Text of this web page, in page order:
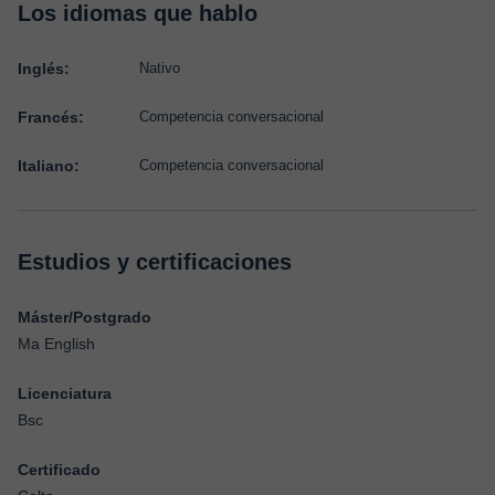
Los idiomas que hablo
Inglés: Nativo
Francés: Competencia conversacional
Italiano: Competencia conversacional
Estudios y certificaciones
Máster/Postgrado
Ma English
Licenciatura
Bsc
Certificado